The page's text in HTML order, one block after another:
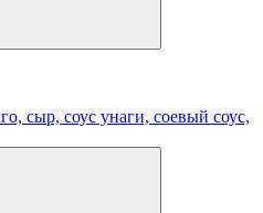
сыр, соус унаги, соевый соус,